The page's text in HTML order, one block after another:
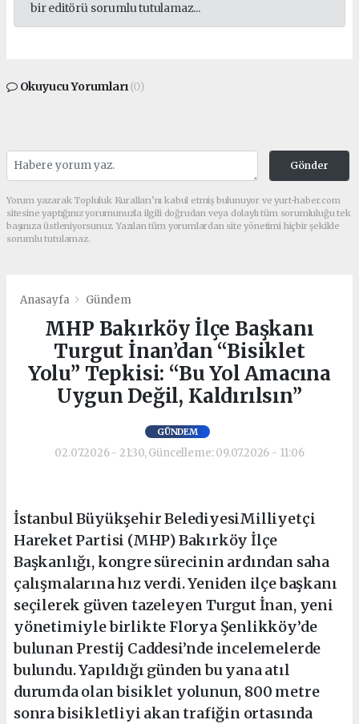
bir editörü sorumlu tutulamaz...
Okuyucu Yorumları(0)
Gönder
Yorum yazarak Topluluk Kuralları’nı kabul etmiş bulunuyor ve yurt-haber.com
sitesine yaptığınız yorumunuzla ilgili doğrudan veya dolaylı tüm sorumluluğu tek
başınıza üstleniyorsunuz. Yazılan tüm yorumlardan site yönetimi hiçbir şekilde
sorumlu tutulamaz.
Anasayfa Gündem
MHP Bakırköy İlçe Başkanı
Turgut İnan’dan “Bisiklet
Yolu” Tepkisi: “Bu Yol Amacına
Uygun Değil, Kaldırılsın”
GÜNDEM
02.07.2026 - 21:30, Güncelleme: 09.07.2026 - 11:06
İstanbul Büyükşehir BelediyesiMilliyetçi
Hareket Partisi (MHP) Bakırköy İlçe
Başkanlığı, kongre sürecinin ardından saha
çalışmalarına hız verdi. Yeniden ilçe başkanı
seçilerek güven tazeleyen Turgut İnan, yeni
yönetimiyle birlikte Florya Şenlikköy’de
bulunan Prestij Caddesi’nde incelemelerde
bulundu. Yapıldığı günden bu yana atıl
durumda olan bisiklet yolunun, 800 metre
sonra bisikletliyi akan trafiğin ortasında